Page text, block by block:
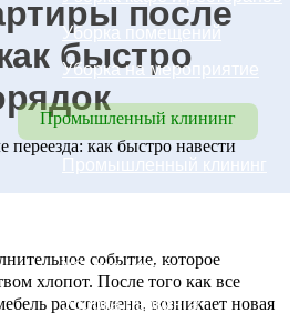
Уборка помещений
Уборка на мероприятие
Промышленный клининг
Промышленный клининг
Уборка цехов
Уборка паркинга
после
быстро
событие, которое
хлопот. После того как все
расставлена, возникает новая